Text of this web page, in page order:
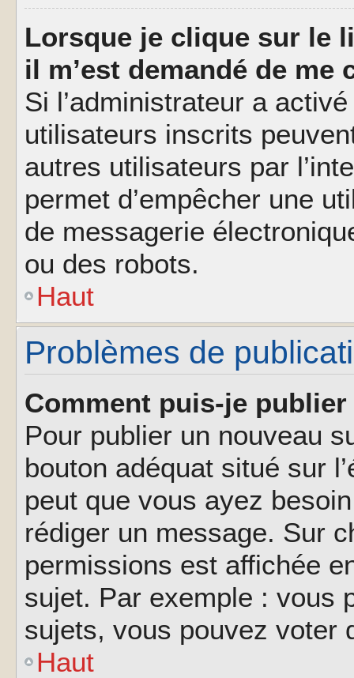
Lorsque je clique sur le
il m’est demandé de me
Si l’administrateur a
utilisateurs inscrits
autres utilisateurs par
permet d’empêcher une
de messagerie
ou des robots.
Haut
Problèmes de
Comment puis-je
Pour publier un nouveau
bouton adéquat situé sur
peut que vous ayez
rédiger un message. Sur
permissions est affichée
sujet. Par exemple : vous
sujets, vous pouvez voter
Haut